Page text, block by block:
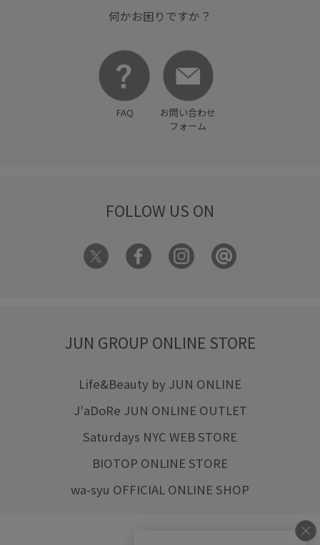
何かお困りですか？
FAQ
お問い合わせ
フォーム
FOLLOW US ON
JUN GROUP ONLINE STORE
Life&Beauty by JUN ONLINE
J'aDoRe JUN ONLINE OUTLET
Saturdays NYC WEB STORE
BIOTOP ONLINE STORE
wa-syu OFFICIAL ONLINE SHOP